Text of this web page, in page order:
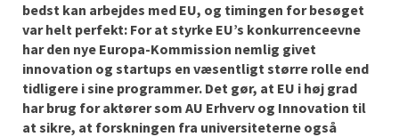
bedst kan arbejdes med EU, og timingen for besøget
var helt perfekt: For at styrke EU’s konkurrenceevne
har den nye Europa-Kommission nemlig givet
innovation og startups en væsentligt større rolle end
tidligere i sine programmer. Det gør, at EU i høj grad
har brug for aktører som AU Erhverv og Innovation til
at sikre, at forskningen fra universiteterne også